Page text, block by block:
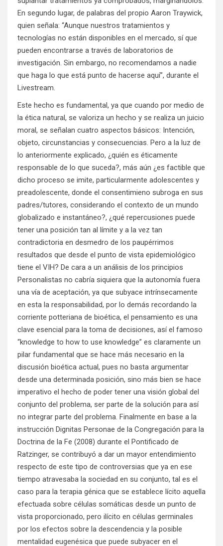
En segundo lugar, de palabras del propio Aaron Traywick,
quien señala: “Aunque nuestros tratamientos y
tecnologías no están disponibles en el mercado, sí que
pueden encontrarse a través de laboratorios de
investigación. Sin embargo, no recomendamos a nadie
que haga lo que está punto de hacerse aquí”, durante el
Livestream.
Este hecho es fundamental, ya que cuando por medio de
la ética natural, se valoriza un hecho y se realiza un juicio
moral, se señalan cuatro aspectos básicos: Intención,
objeto, circunstancias y consecuencias. Pero a la luz de
lo anteriormente explicado, ¿quién es éticamente
responsable de lo que suceda?, más aún ¿es factible que
dicho proceso se imite, particularmente adolescentes y
preadolescente, donde el consentimieno subroga en sus
padres/tutores, considerando el contexto de un mundo
globalizado e instantáneo?, ¿qué repercusiones puede
tener una posición tan al límite y a la vez tan
contradictoria en desmedro de los paupérrimos
resultados que desde el punto de vista epidemiológico
tiene el VIH? De cara a un análisis de los principios
Personalistas no cabría siquiera que la autonomía fuera
una vía de aceptación, ya que subyace intrínsecamente
en esta la responsabilidad, por lo demás recordando la
corriente potteriana de bioética, el pensamiento es una
clave esencial para la toma de decisiones, así el famoso
“knowledge to how to use knowledge” es claramente un
pilar fundamental que se hace más necesario en la
discusión bioética actual, pues no basta argumentar
desde una determinada posición, sino más bien se hace
imperativo el hecho de poder tener una visión global del
conjunto del problema, ser parte de la solución para así
no integrar parte del problema. Finalmente en base a la
instrucción Dignitas Personae de la Congregación para la
Doctrina de la Fe (2008) durante el Pontificado de
Ratzinger, se contribuyó a dar un mayor entendimiento
respecto de este tipo de controversias que ya en ese
tiempo atravesaba la sociedad en su conjunto, tal es el
caso para la terapia génica que se establece lícito aquella
efectuada sobre células somáticas desde un punto de
vista proporcionado, pero ilícito en células germinales
por los efectos sobre la descendencia y la posible
mentalidad eugenésica que puede subyacer en el